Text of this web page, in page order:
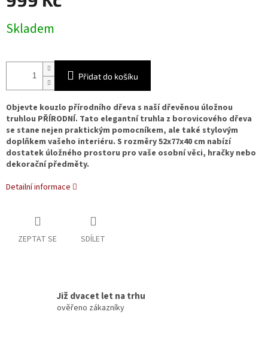
cena:
Skladem
Přidat do košíku
Objevte kouzlo přírodního dřeva s naší dřevěnou úložnou
truhlou PŘÍRODNÍ. Tato elegantní truhla z borovicového dřeva
se stane nejen praktickým pomocníkem, ale také stylovým
doplňkem vašeho interiéru. S rozměry 52x77x40 cm nabízí
dostatek úložného prostoru pro vaše osobní věci, hračky nebo
dekorační předměty.
Detailní informace
ZEPTAT SE SDÍLET
Již dvacet let na trhu
ověřeno zákazníky